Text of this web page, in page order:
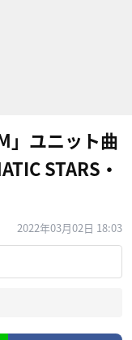
」ユニット曲
STARS・
2022年03月02日 18:03